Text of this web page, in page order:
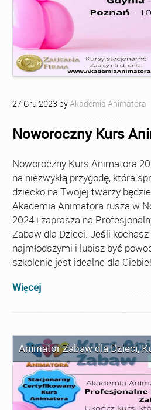
27 Gru 2023 byAkademia Animatora
Noworoczny Kurs
Noworoczny Kurs Animatora
na niezwykłą przygodę, która
dziecko na Twojej twarzy
Akademia Animatora rusza w
2024 i zaprasza na
Zabaw dla Dzieci. Jeśli
najmłodszymi i lubisz być
szkolenie jest idealne dla
Więcej
Animator Zabaw dla Dzieci,